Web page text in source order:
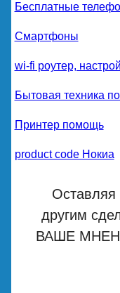
Бесплатные
Смартфоны
wi-fi роутер,
Бытовая техника
Принтер помощь
product code Нокиа
Оставляя
другим
ВАШЕ